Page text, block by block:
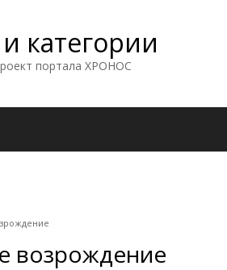
категории
портала ХРОНОС
возрождение